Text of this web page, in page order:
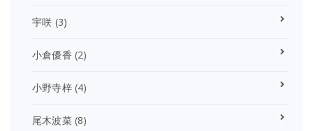
宇咲 (3)
小倉優香 (2)
小野寺梓(4)
尾木波菜(8)